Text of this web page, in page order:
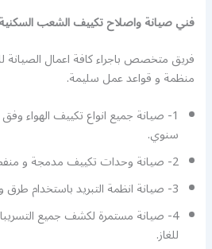
فني صيانة واصلاح تكييف الشعب السكنية
فريق متخصص باجراء كافة اعمال
منظمة و قواعد عمل سليمة.
1- صيانة جميع انواع تكييف
سنوي.
2- صيانة وحدات تكييف مدمجة و منفصلة.
3- صيانة انظمة التبريد باستخدام طرق و ادوات عمل حديثة.
4- صيانة مستمرة لكشف جميع
للغاز.